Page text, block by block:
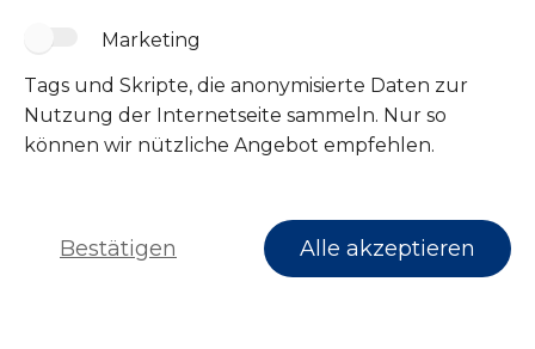
Folge uns
Impressum
Marketing
Tags und Skripte, die anonymisierte Daten zur
Nutzung der Internetseite sammeln. Nur so
können wir nützliche Angebot empfehlen.
Bestätigen Alle akzeptieren